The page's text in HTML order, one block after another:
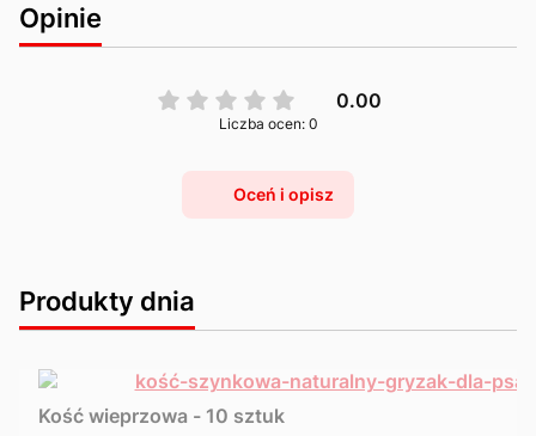
Opinie
0.00
Liczba ocen: 0
Oceń i opisz
Produkty dnia
Kość wieprzowa - 10 sztuk